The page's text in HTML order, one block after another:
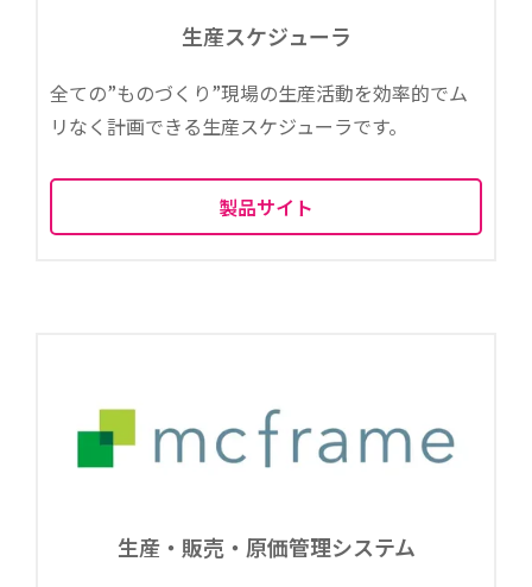
生産スケジューラ
全ての”ものづくり”現場の生産活動を効率的でム
リなく計画できる生産スケジューラです。
製品サイト
生産・販売・原価管理システム